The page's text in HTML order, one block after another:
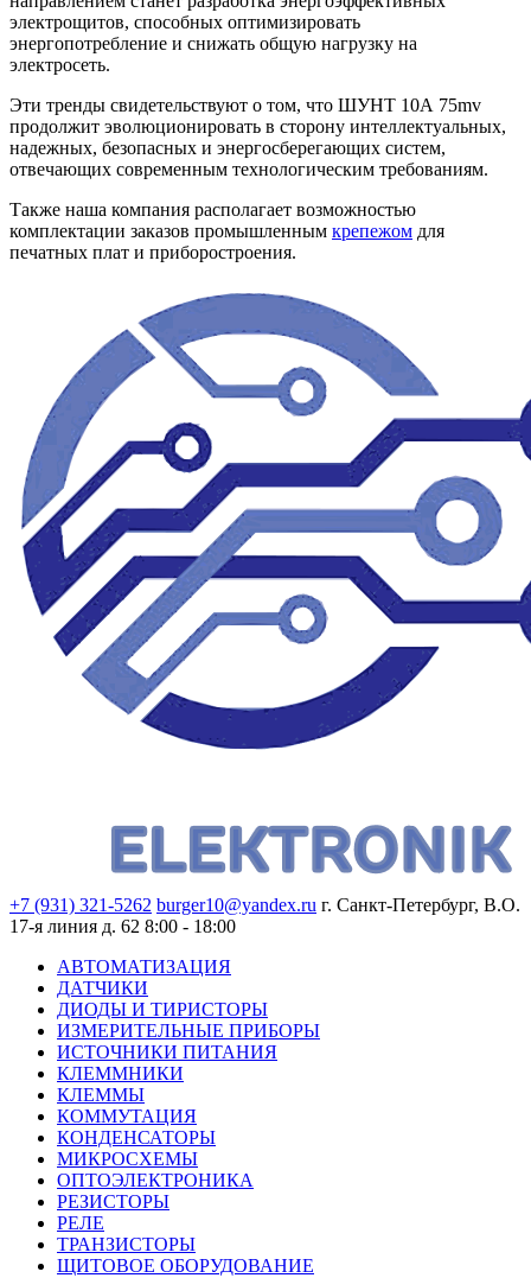
электрощитов, способных оптимизировать
энергопотребление и снижать общую нагрузку на
электросеть.
Эти тренды свидетельствуют о том, что ШУНТ 10А 75mv
продолжит эволюционировать в сторону интеллектуальных,
надежных, безопасных и энергосберегающих систем,
отвечающих современным технологическим требованиям.
Также наша компания располагает возможностью
комплектации заказов промышленным крепежом для
печатных плат и приборостроения.
+7 (931) 321-5262 burger10@yandex.ru г. Санкт-Петербург, В.О.
17-я линия д. 62 8:00 - 18:00
АВТОМАТИЗАЦИЯ
ДАТЧИКИ
ДИОДЫ И ТИРИСТОРЫ
ИЗМЕРИТЕЛЬНЫЕ ПРИБОРЫ
ИСТОЧНИКИ ПИТАНИЯ
КЛЕММНИКИ
КЛЕММЫ
КОММУТАЦИЯ
КОНДЕНСАТОРЫ
МИКРОСХЕМЫ
ОПТОЭЛЕКТРОНИКА
РЕЗИСТОРЫ
РЕЛЕ
ТРАНЗИСТОРЫ
ЩИТОВОЕ ОБОРУДОВАНИЕ